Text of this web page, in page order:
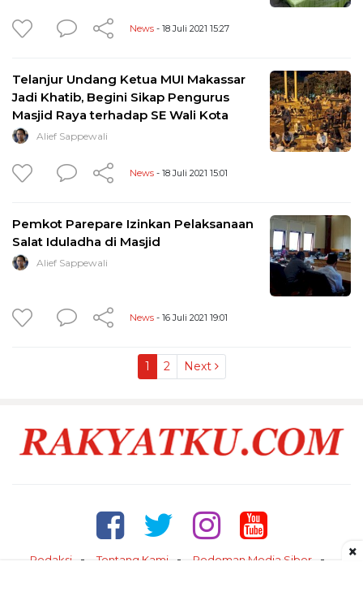
News - 18 Juli 2021 15:27
Telanjur Undang Ketua MUI Makassar
Jadi Khatib, Begini Sikap Pengurus
Masjid Raya terhadap SE Wali Kota
Alief Sappewali
News - 18 Juli 2021 15:01
Pemkot Parepare Izinkan Pelaksanaan
Salat Iduladha di Masjid
Alief Sappewali
News - 16 Juli 2021 19:01
1 2 Next
Redaksi Tentang Kami
Pedoman Media Siber
×